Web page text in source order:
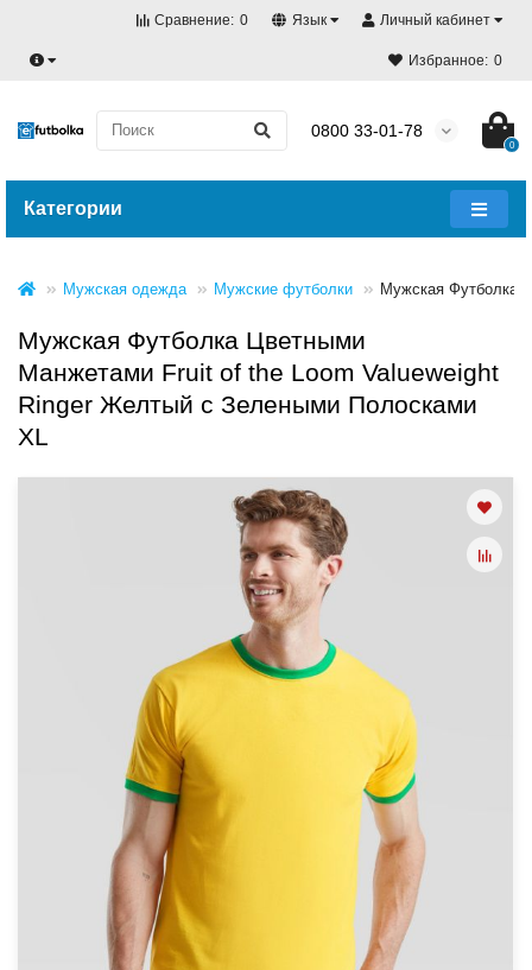
Личный кабинет
Язык
Сравнение: 0
Избранное: 0
0800 33-01-78
0
Категории
Мужская одежда Мужские футболки Мужская Футболка
Мужская Футболка Цветными
Манжетами Fruit of the Loom Valueweight
Ringer Желтый с Зелеными Полосками
XL